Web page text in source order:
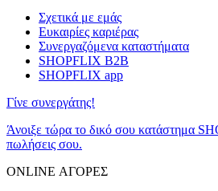
Σχετικά με εμάς
Ευκαιρίες καριέρας
Συνεργαζόμενα καταστήματα
SHOPFLIX B2B
SHOPFLIX app
Γίνε συνεργάτης!
Άνοιξε τώρα το δικό σου κατάστημα
πωλήσεις σου.
ONLINE ΑΓΟΡΕΣ